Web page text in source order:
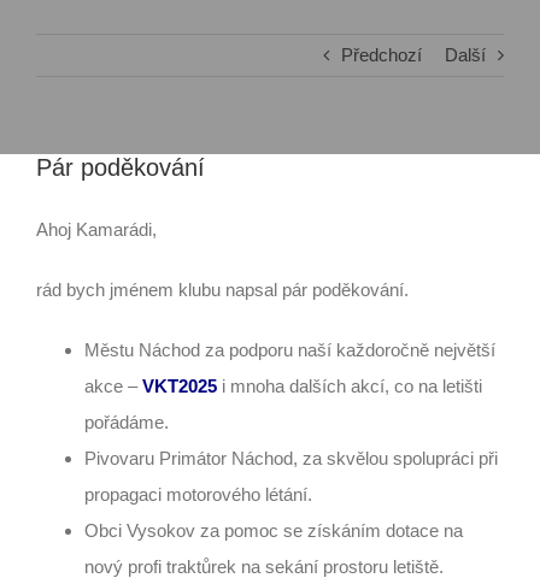
Předchozí Další
Pár poděkování
Ahoj Kamarádi,
rád bych jménem klubu napsal pár poděkování.
Městu Náchod za podporu naší každoročně největší
akce –VKT2025 i mnoha dalších akcí, co na letišti
pořádáme.
Pivovaru Primátor Náchod, za skvělou spolupráci při
propagaci motorového létání.
Obci Vysokov za pomoc se získáním dotace na
nový profi traktůrek na sekání prostoru letiště.